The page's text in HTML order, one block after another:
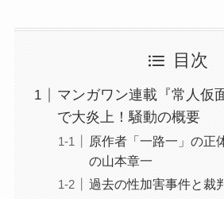
目次
マンガワン連載『常人仮
で大炎上！騒動の概要
原作者「一路一」の正
の山本章一
過去の性加害事件と裁